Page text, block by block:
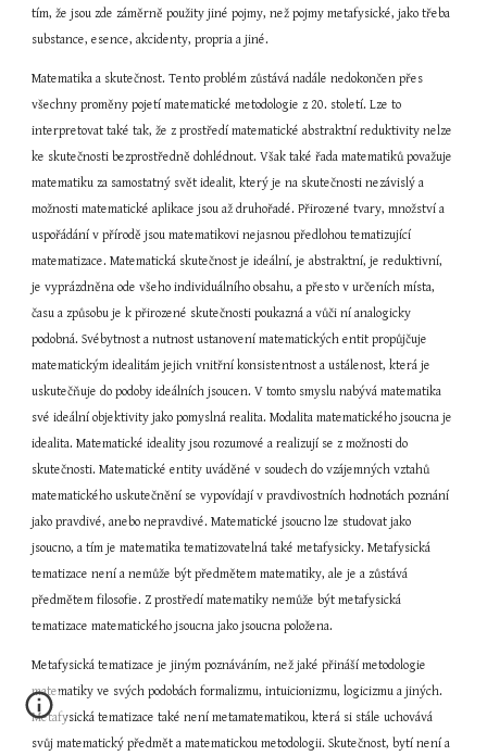
tím, že jsou zde záměrně použity jiné pojmy, než pojmy metafysické, jako třeba
substance, esence, akcidenty, propria a jiné.
Matematika a skutečnost. Tento problém zůstává nadále nedokončen přes
všechny proměny pojetí matematické metodologie z 20. století. Lze to
interpretovat také tak, že z prostředí matematické abstraktní reduktivity nelze
ke skutečnosti bezprostředně dohlédnout. Však také řada matematiků považuje
matematiku za samostatný svět idealit, který je na skutečnosti nezávislý a
možnosti matematické aplikace jsou až druhořadé. Přirozené tvary, množství a
uspořádání v přírodě jsou matematikovi nejasnou předlohou tematizující
matematizace. Matematická skutečnost je ideální, je abstraktní, je reduktivní,
je vyprázdněna ode všeho individuálního obsahu, a přesto v určeních místa,
času a způsobu je k přirozené skutečnosti poukazná a vůči ní analogicky
podobná. Svébytnost a nutnost ustanovení matematických entit propůjčuje
matematickým idealitám jejich vnitřní konsistentnost a ustálenost, která je
uskutečňuje do podoby ideálních jsoucen. V tomto smyslu nabývá matematika
své ideální objektivity jako pomyslná realita. Modalita matematického jsoucna je
idealita. Matematické ideality jsou rozumové a realizují se z možnosti do
skutečnosti. Matematické entity uváděné v soudech do vzájemných vztahů
matematického uskutečnění se vypovídají v pravdivostních hodnotách poznání
jako pravdivé, anebo nepravdivé. Matematické jsoucno lze studovat jako
jsoucno, a tím je matematika tematizovatelná také metafysicky. Metafysická
tematizace není a nemůže být předmětem matematiky, ale je a zůstává
předmětem filosofie. Z prostředí matematiky nemůže být metafysická
tematizace matematického jsoucna jako jsoucna položena.
Metafysická tematizace je jiným poznáváním, než jaké přináší metodologie
matematiky ve svých podobách formalizmu, intuicionizmu, logicizmu a jiných.
Metafysická tematizace také není metamatematikou, která si stále uchovává
svůj matematický předmět a matematickou metodologii. Skutečnost, bytí není a